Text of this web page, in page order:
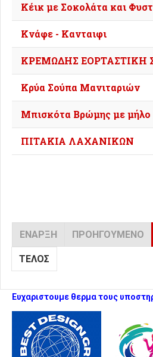
Κέικ με Σοκολάτα και
Κνάφε - Κανταιφι
ΚΡΕΜΩΔΗΣ ΕΟΡΤΑΣΤΙΚΗ
Κρύα Σούπα Μανιταριών
Μπισκότα Βρώμης με μήλο
ΠΙΤΑΚΙΑ ΛΑΧΑΝΙΚΩΝ
ΈΝΑΡΞΗ ΠΡΟΗΓΟΎΜΕΝΟ
ΤΈΛΟΣ
Ευχαριστουμε θερμα τους